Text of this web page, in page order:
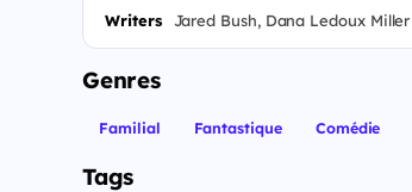
Writers Jared Bush, Dana Ledoux Miller
Genres
Familial Fantastique Comédie
Tags